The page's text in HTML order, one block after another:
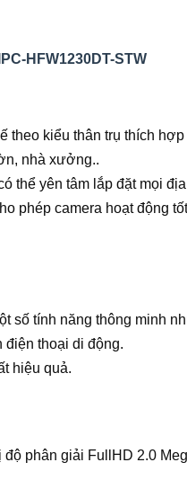
HFW1230DT-STW
theo kiểu thân trụ thích
nhà xưởng..
thể yên tâm lắp đặt mọi
phép camera hoạt động
số tính năng thông minh
điện thoại di động.
hiệu quả.
phân giải FullHD 2.0